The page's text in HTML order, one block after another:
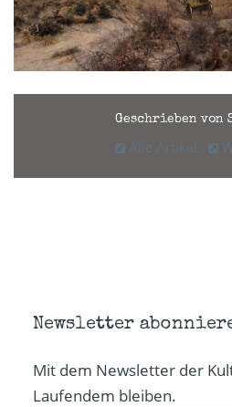
Geschrieben von
Alle Artikel
Newsletter
Mit dem Newsletter der
Laufendem bleiben.